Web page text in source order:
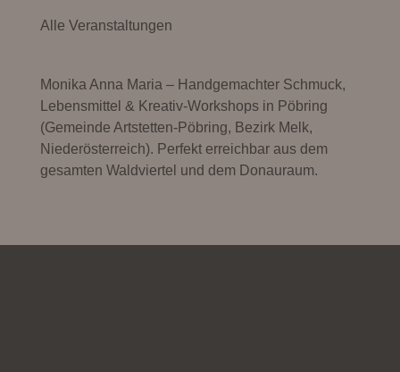
Alle Veranstaltungen
Monika Anna Maria – Handgemachter Schmuck,
Lebensmittel & Kreativ-Workshops in Pöbring
(Gemeinde Artstetten-Pöbring, Bezirk Melk,
Niederösterreich). Perfekt erreichbar aus dem
gesamten Waldviertel und dem Donauraum.